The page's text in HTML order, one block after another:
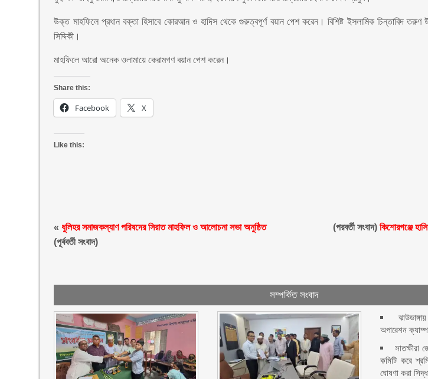
উক্ত মাহফিলে প্রধান বক্তা হিসাবে কোরআন ও হাদিস থেকে গুরুত্বপূর্ণ বয়ান পেশ করেন। বিশিষ্ট ইসলামিক চিন্তাবিদ তরুণ
সিদ্দিকী।
মাহফিলে আরো অনেক ওলামায়ে কেরামগণ বয়ান পেশ করেন।
Share this:
Facebook X
Like this:
«ধুলিহর সমাজকল্যাণ পরিষদের সিরাত মাহফিল ও আলোচনা সভা অনুষ্ঠিত
(পূর্ববর্তী সংবাদ)
(পরবর্তী সংবাদ)কিশোরগঞ্জে
সম্পর্কিত সংবাদ
অপারেশন ক্যাম্প
সাতক্ষীরা
কমিটি করে
ঘোষণা করা